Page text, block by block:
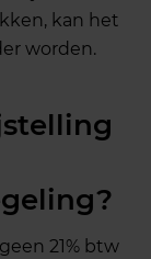
kan het
worden.
21% btw